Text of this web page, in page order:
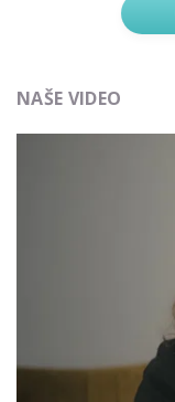
NAŠE VIDEO